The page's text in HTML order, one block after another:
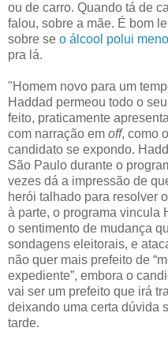
ou de carro. Quando tá de
falou, sobre a mãe. É bom
sobre se o álcool polui
pra lá.
"Homem novo para um
Haddad permeou todo o
feito, praticamente
com narração em off, como
candidato se expondo.
São Paulo durante o
vezes dá a impressão de
herói talhado para resolver
à parte, o programa vincula
o sentimento de mudança
sondagens eleitorais, e
não quer mais prefeito de
expediente”, embora o
vai ser um prefeito que irá
deixando uma certa dúvida
tarde.